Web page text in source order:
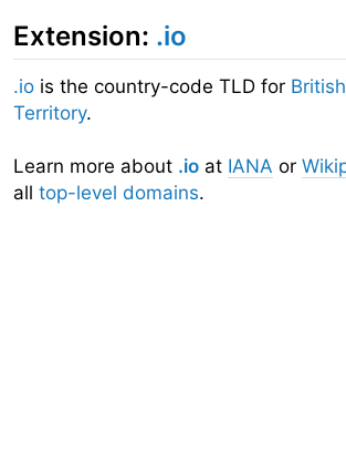
Extension: .io
.io is the country-code TLD for
Territory.
Learn more about .io at IANA or
all top-level domains.